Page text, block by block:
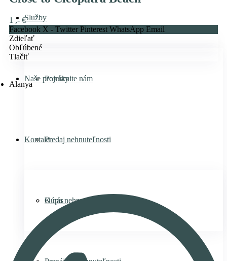
Služby
Ponúknite nám
Predaj nehnuteľnosti
Kúpa nehnuteľnosti
Naše projekty
Kontakt
O nás
1 ,- €
Facebook X - Twitter Pinterest WhatsApp Email
Zdieľať
Obľúbené
Tlačiť
Alanya